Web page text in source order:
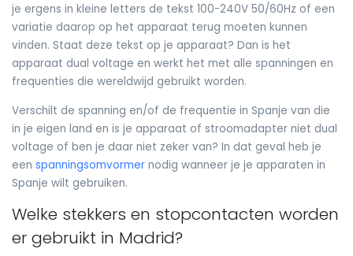
je ergens in kleine letters de tekst 100-240V 50/60Hz of een
variatie daarop op het apparaat terug moeten kunnen
vinden. Staat deze tekst op je apparaat? Dan is het
apparaat dual voltage en werkt het met alle spanningen en
frequenties die wereldwijd gebruikt worden.
Verschilt de spanning en/of de frequentie in Spanje van die
in je eigen land en is je apparaat of stroomadapter niet dual
voltage of ben je daar niet zeker van? In dat geval heb je
een spanningsomvormer nodig wanneer je je apparaten in
Spanje wilt gebruiken.
Welke stekkers en stopcontacten worden
er gebruikt in Madrid?